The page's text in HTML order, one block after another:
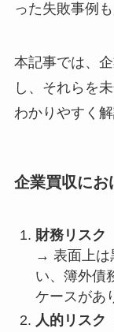
った失敗事例
本記事では、
し、それらを
わかりやすく解
企業買収にお
財務リスク
→ 表面上は
い、簿外債
ケースがあ
人的リスク